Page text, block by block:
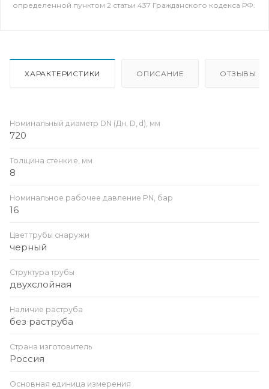
определенной пунктом 2 статьи 437 Гражданского кодекса РФ.
ХАРАКТЕРИСТИКИ ОПИСАНИЕ ОТЗЫВЫ
Номинальный диаметр DN (Дн, D, d), мм
720
Толщина стенки e, мм
8
Номинальное рабочее давление PN, бар
16
Цвет трубы снаружи
черный
Структура трубы
двухслойная
Наличие раструба
без раструба
Страна изготовитель
Россия
Основная единица измерения